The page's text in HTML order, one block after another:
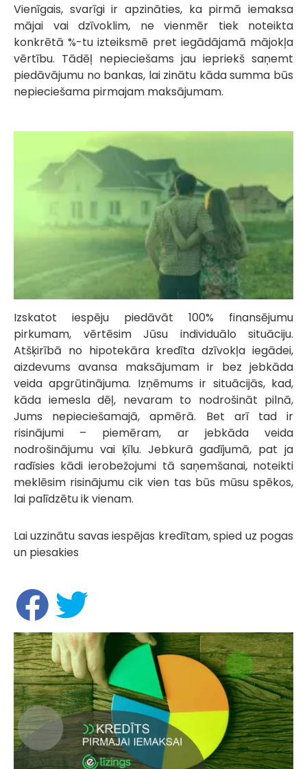
Vienīgais, svarīgi ir apzināties, ka pirmā iemaksa
mājai vai dzīvoklim, ne vienmēr tiek noteikta
konkrētā %-tu izteiksmē pret iegādājamā mājokļa
vērtību. Tādēļ nepieciešams jau iepriekš saņemt
piedāvājumu no bankas, lai zinātu kāda summa būs
nepieciešama pirmajam maksājumam.
Izskatot iespēju piedāvāt 100% finansējumu
pirkumam, vērtēsim Jūsu individuālo situāciju.
Atšķirībā no hipotekāra kredīta dzīvokļa iegādei,
aizdevums avansa maksājumam ir bez jebkāda
veida apgrūtinājuma. Izņēmums ir situācijās, kad,
kāda iemesla dēļ, nevaram to nodrošināt pilnā,
Jums nepieciešamajā, apmērā. Bet arī tad ir
risinājumi – piemēram, ar jebkāda veida
nodrošinājumu vai ķīlu. Jebkurā gadījumā, pat ja
radīsies kādi ierobežojumi tā saņemšanai, noteikti
meklēsim risinājumu cik vien tas būs mūsu spēkos,
lai palīdzētu ik vienam.
Lai uzzinātu savas iespējas kredītam, spied uz pogas
un piesakies